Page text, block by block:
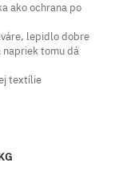
ako ochrana po
lepidlo dobre
tomu dá
textílie